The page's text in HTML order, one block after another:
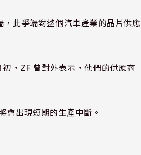
此爭端對整個汽車產業的晶片供應
，ZF 曾對外表示，他們的供應商
會出現短期的生產中斷。